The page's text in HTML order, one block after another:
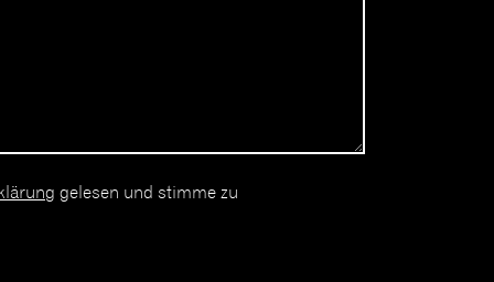
gelesen und stimme zu